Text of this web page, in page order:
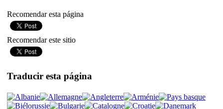
Recomendar esta página
Recomendar este sitio
Traducir esta página